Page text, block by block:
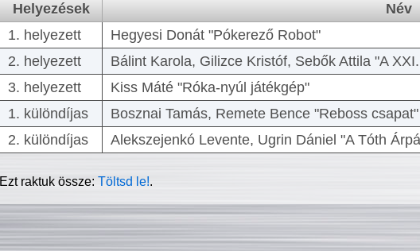
Helyezések
Név
1. helyezett
Hegyesi Donát "Pókerező Robot"
2. helyezett
Bálint Karola, Gilizce Kristóf, Sebők Attila "A
3. helyezett
Kiss Máté "Róka-nyúl játékgép"
1. különdíjas
Bosznai Tamás, Remete Bence "Reboss csapat"
2. különdíjas
Alekszejenkó Levente, Ugrin Dániel "A Tóth
Ezt raktuk össze:Töltsd le!.